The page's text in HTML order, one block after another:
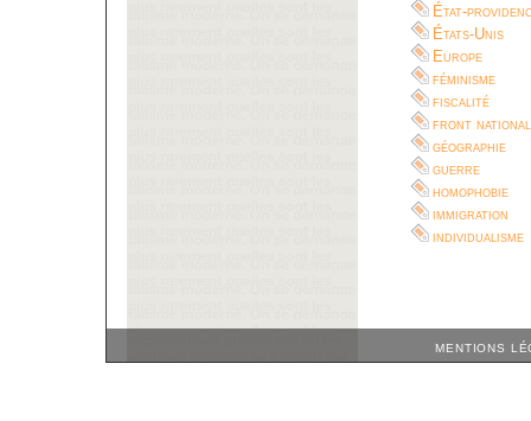
État-
États-Unis
Europe
féminisme
fiscalité
front national
géographie
guerre
homophobie
immigration
individualisme
MENTIONS